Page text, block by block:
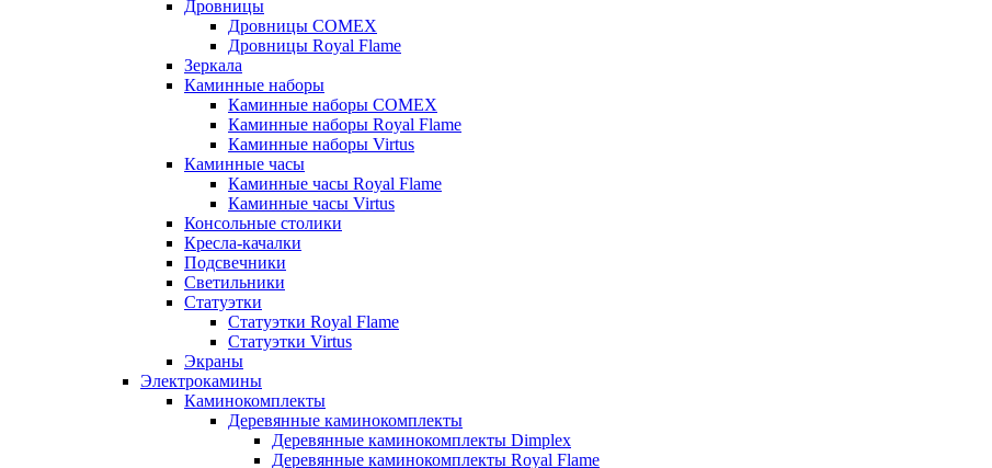
Дровницы
Дровницы COMEX
Дровницы Royal Flame
Зеркала
Каминные наборы
Каминные наборы COMEX
Каминные наборы Royal Flame
Каминные наборы Virtus
Каминные часы
Каминные часы Royal Flame
Каминные часы Virtus
Консольные столики
Кресла-качалки
Подсвечники
Светильники
Статуэтки
Статуэтки Royal Flame
Статуэтки Virtus
Экраны
Электрокамины
Каминокомплекты
Деревянные каминокомплекты
Деревянные каминокомплекты Dimplex
Деревянные каминокомплекты Royal Flame